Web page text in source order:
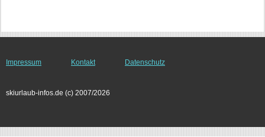
Impressum Kontakt Datenschutz
skiurlaub-infos.de (c) 2007/2026